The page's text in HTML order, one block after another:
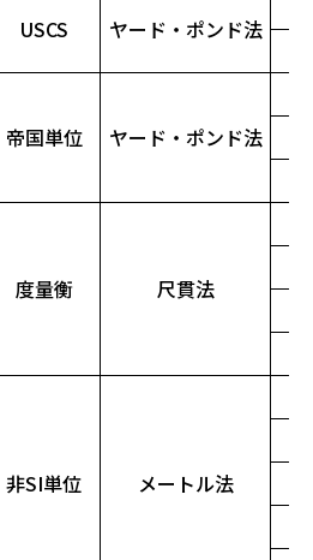
USCS ヤード・ポンド法
帝国単位 ヤード・ポンド法
度量衡 尺貫法
非SI単位 メートル法